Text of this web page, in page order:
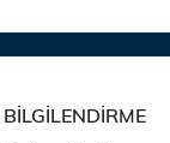
BİLGİLENDİRME